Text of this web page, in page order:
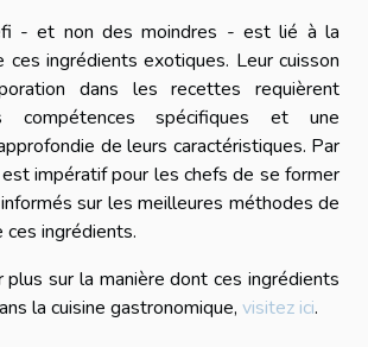
- et non des moindres - est lié à la
ces ingrédients exotiques. Leur cuisson
dans les recettes requièrent
compétences spécifiques et une
de leurs caractéristiques. Par
impératif pour les chefs de se former
sur les meilleures méthodes de
ingrédients.
plus sur la manière dont ces ingrédients
la cuisine gastronomique, visitez ici.